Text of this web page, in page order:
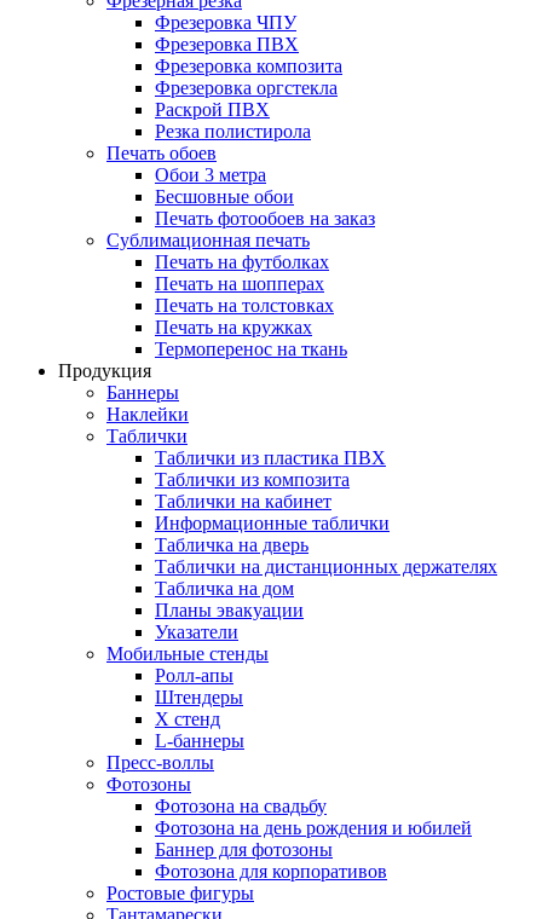
Фрезеровка ЧПУ
Фрезеровка ПВХ
Фрезеровка композита
Фрезеровка оргстекла
Раскрой ПВХ
Резка полистирола
Печать обоев
Обои 3 метра
Бесшовные обои
Печать фотообоев на заказ
Сублимационная печать
Печать на футболках
Печать на шопперах
Печать на толстовках
Печать на кружках
Термоперенос на ткань
Продукция
Баннеры
Наклейки
Таблички
Таблички из пластика ПВХ
Таблички из композита
Таблички на кабинет
Информационные таблички
Табличка на дверь
Таблички на дистанционных держателях
Табличка на дом
Планы эвакуации
Указатели
Мобильные стенды
Ролл-апы
Штендеры
Х стенд
L-баннеры
Пресс-воллы
Фотозоны
Фотозона на свадьбу
Фотозона на день рождения и юбилей
Баннер для фотозоны
Фотозона для корпоративов
Ростовые фигуры
Тантамарески